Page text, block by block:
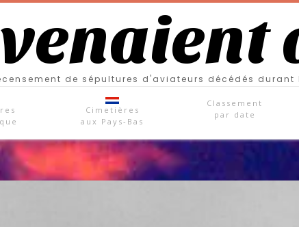
de sépultures d'aviateurs décédés
Cimetières
aux Pays-Bas
Classement
par date